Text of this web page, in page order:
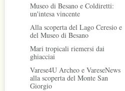
Museo di Besano e Coldiretti:
un'intesa vincente
Alla scoperta del Lago Ceresio e
del Museo di Besano
Mari tropicali riemersi dai
ghiacciai
Varese4U Archeo e VareseNews
alla scoperta del Monte San
Giorgio